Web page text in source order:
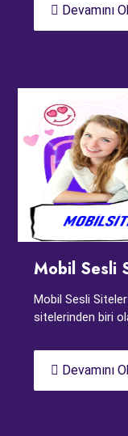
Devamını
Mobil Sesli
Mobil Sesli
sitelerinden biri
Devamını